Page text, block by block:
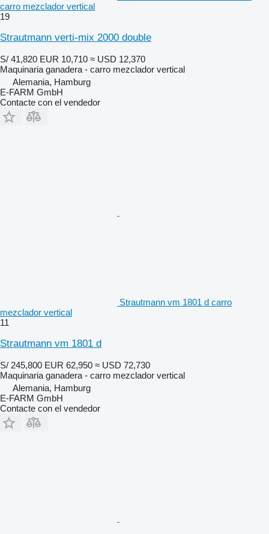
carro mezclador vertical
19
Strautmann verti-mix 2000 double
S/ 41,820 EUR 10,710 ≈ USD 12,370
Maquinaria ganadera - carro mezclador vertical
Alemania, Hamburg
E-FARM GmbH
Contacte con el vendedor
Strautmann vm 1801 d carro
mezclador vertical
11
Strautmann vm 1801 d
S/ 245,800 EUR 62,950 ≈ USD 72,730
Maquinaria ganadera - carro mezclador vertical
Alemania, Hamburg
E-FARM GmbH
Contacte con el vendedor